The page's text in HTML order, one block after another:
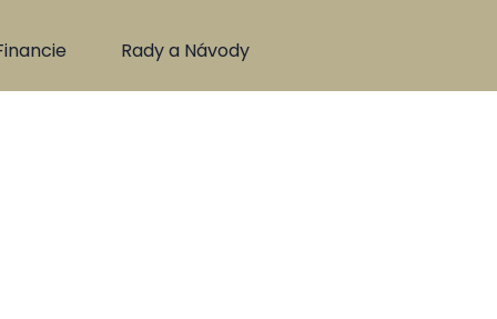
Rady a Návody